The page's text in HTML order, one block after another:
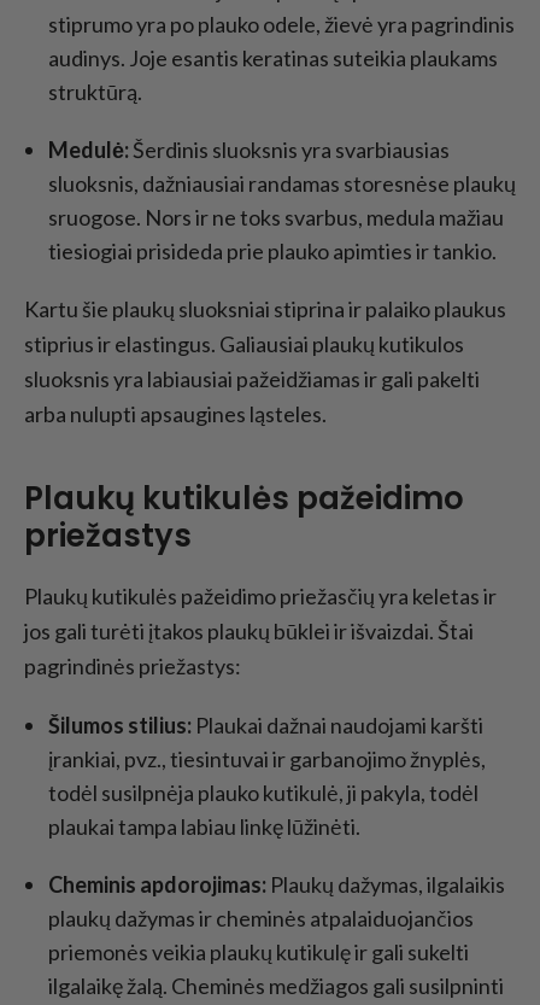
stiprumo yra po plauko odele, žievė yra pagrindinis
audinys. Joje esantis keratinas suteikia plaukams
struktūrą.
Medulė:Šerdinis sluoksnis yra svarbiausias
sluoksnis, dažniausiai randamas storesnėse plaukų
sruogose. Nors ir ne toks svarbus, medula mažiau
tiesiogiai prisideda prie plauko apimties ir tankio.
Kartu šie plaukų sluoksniai stiprina ir palaiko plaukus
stiprius ir elastingus. Galiausiai plaukų kutikulos
sluoksnis yra labiausiai pažeidžiamas ir gali pakelti
arba nulupti apsaugines ląsteles.
Plaukų kutikulės pažeidimo
priežastys
Plaukų kutikulės pažeidimo priežasčių yra keletas ir
jos gali turėti įtakos plaukų būklei ir išvaizdai. Štai
pagrindinės priežastys:
Šilumos stilius: Plaukai dažnai naudojami karšti
įrankiai, pvz., tiesintuvai ir garbanojimo žnyplės,
todėl susilpnėja plauko kutikulė, ji pakyla, todėl
plaukai tampa labiau linkę lūžinėti.
Cheminis apdorojimas: Plaukų dažymas, ilgalaikis
plaukų dažymas ir cheminės atpalaiduojančios
priemonės veikia plaukų kutikulę ir gali sukelti
ilgalaikę žalą. Cheminės medžiagos gali susilpninti